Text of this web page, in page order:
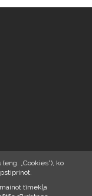
„Cookies”), ko
tīmekļa